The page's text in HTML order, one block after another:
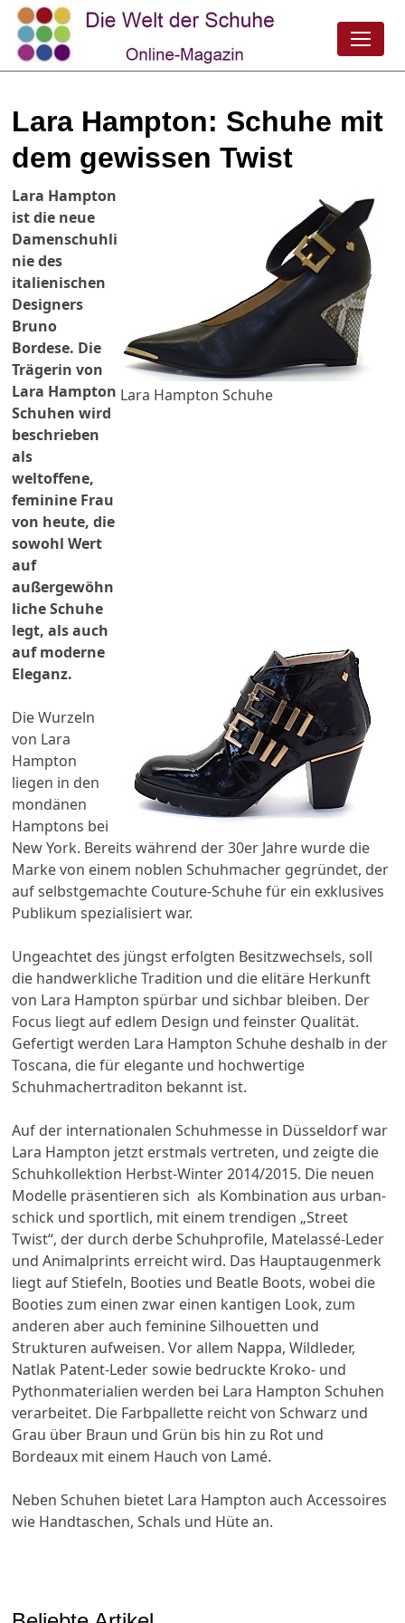
Lara Hampton: Schuhe mit
dem gewissen Twist
Lara Hampton Schuhe
Lara Hampton
ist die neue
Damenschuhli
nie des
italienischen
Designers
Bruno
Bordese. Die
Trägerin von
Lara Hampton
Schuhen wird
beschrieben
als
weltoffene,
feminine Frau
von heute, die
sowohl Wert
auf
außergewöhn
liche Schuhe
legt, als auch
auf moderne
Eleganz.
Die Wurzeln
von Lara
Hampton
liegen in den
mondänen
Hamptons bei
New York. Bereits während der 30er Jahre wurde die
Marke von einem noblen Schuhmacher gegründet, der
auf selbstgemachte Couture-Schuhe für ein exklusives
Publikum spezialisiert war.
Ungeachtet des jüngst erfolgten Besitzwechsels, soll
die handwerkliche Tradition und die elitäre Herkunft
von Lara Hampton spürbar und sichbar bleiben. Der
Focus liegt auf edlem Design und feinster Qualität.
Gefertigt werden Lara Hampton Schuhe deshalb in der
Toscana, die für elegante und hochwertige
Schuhmachertraditon bekannt ist.
Auf der internationalen Schuhmesse in Düsseldorf war
Lara Hampton jetzt erstmals vertreten, und zeigte die
Schuhkollektion Herbst-Winter 2014/2015. Die neuen
Modelle präsentieren sich als Kombination aus urban-
schick und sportlich, mit einem trendigen „Street
Twist“, der durch derbe Schuhprofile, Matelassé-Leder
und Animalprints erreicht wird. Das Hauptaugenmerk
liegt auf Stiefeln, Booties und Beatle Boots, wobei die
Booties zum einen zwar einen kantigen Look, zum
anderen aber auch feminine Silhouetten und
Strukturen aufweisen. Vor allem Nappa, Wildleder,
Natlak Patent-Leder sowie bedruckte Kroko- und
Pythonmaterialien werden bei Lara Hampton Schuhen
verarbeitet. Die Farbpallette reicht von Schwarz und
Grau über Braun und Grün bis hin zu Rot und
Bordeaux mit einem Hauch von Lamé.
Neben Schuhen bietet Lara Hampton auch Accessoires
wie Handtaschen, Schals und Hüte an.